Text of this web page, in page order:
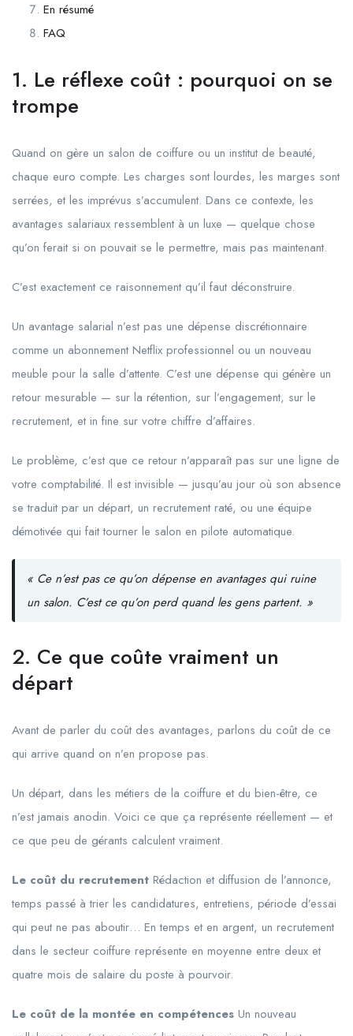
En résumé
FAQ
1. Le réflexe coût : pourquoi on se
trompe
Quand on gère un salon de coiffure ou un institut de beauté,
chaque euro compte. Les charges sont lourdes, les marges sont
serrées, et les imprévus s’accumulent. Dans ce contexte, les
avantages salariaux ressemblent à un luxe — quelque chose
qu’on ferait si on pouvait se le permettre, mais pas maintenant.
C’est exactement ce raisonnement qu’il faut déconstruire.
Un avantage salarial n’est pas une dépense discrétionnaire
comme un abonnement Netflix professionnel ou un nouveau
meuble pour la salle d’attente. C’est une dépense qui génère un
retour mesurable — sur la rétention, sur l’engagement, sur le
recrutement, et in fine sur votre chiffre d’affaires.
Le problème, c’est que ce retour n’apparaît pas sur une ligne de
votre comptabilité. Il est invisible — jusqu’au jour où son absence
se traduit par un départ, un recrutement raté, ou une équipe
démotivée qui fait tourner le salon en pilote automatique.
« Ce n’est pas ce qu’on dépense en avantages qui ruine
un salon. C’est ce qu’on perd quand les gens partent. »
2. Ce que coûte vraiment un
départ
Avant de parler du coût des avantages, parlons du coût de ce
qui arrive quand on n’en propose pas.
Un départ, dans les métiers de la coiffure et du bien-être, ce
n’est jamais anodin. Voici ce que ça représente réellement — et
ce que peu de gérants calculent vraiment.
Le coût du recrutement Rédaction et diffusion de l’annonce,
temps passé à trier les candidatures, entretiens, période d’essai
qui peut ne pas aboutir… En temps et en argent, un recrutement
dans le secteur coiffure représente en moyenne entre deux et
quatre mois de salaire du poste à pourvoir.
Le coût de la montée en compétences Un nouveau